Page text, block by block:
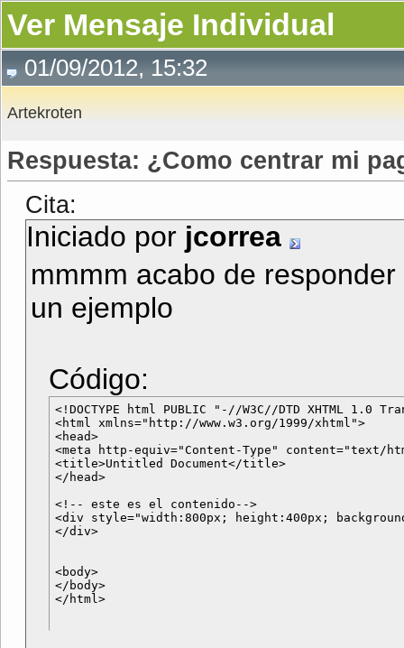
Ver Mensaje Individual
01/09/2012, 15:32
Artekroten
Respuesta: ¿Como centrar mi
Cita:
Iniciado por jcorrea
mmmm acabo de
un ejemplo
Código:
<!DOCTYPE html PUBLIC "-//W3C//DTD XHTML
<html xmlns="http://www.w3.org/1999/xhtml">
<head>
<meta http-equiv="Content-Type" content="text/
<title>Untitled Document</title>
</head>
<!-- este es el contenido-->
<div style="width:800px; height:400px;
</div>
<body>
</body>